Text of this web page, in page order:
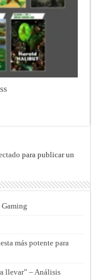
para publicar un
más potente para
llevar” – Análisis